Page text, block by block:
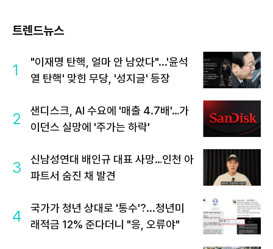
트렌드뉴스
1
"이재명 탄핵, 얼마 안 남았다"...'윤석
열 탄핵' 맞힌 무당, '성지글' 등장
2
샌디스크, AI 수요에 '매출 4.7배'…가
이던스 실망에 '주가는 하락'
3
신남성연대 배인규 대표 사망…인천 아
파트서 숨진 채 발견
4
국가가 청년 상대로 '통수'?...청년미
래적금 12% 준다더니 "응, 오류야"